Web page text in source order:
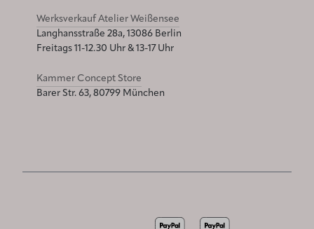
Werksverkauf Atelier Weißensee
Langhansstraße 28a, 13086 Berlin
Freitags 11-12.30 Uhr & 13-17 Uhr
Kammer Concept Store
Barer Str. 63, 80799 München